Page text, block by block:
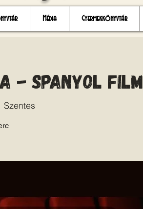
Média Gyermekkönyvtár
- spanyol film
Szentes